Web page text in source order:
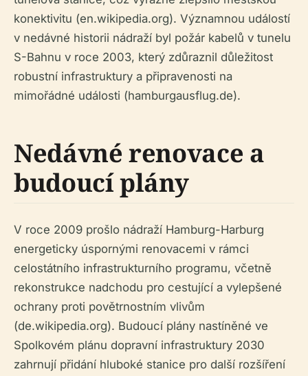
konektivitu (en.wikipedia.org). Významnou událostí
v nedávné historii nádraží byl požár kabelů v tunelu
S-Bahnu v roce 2003, který zdůraznil důležitost
robustní infrastruktury a připravenosti na
mimořádné události (hamburgausflug.de).
Nedávné renovace a
budoucí plány
V roce 2009 prošlo nádraží Hamburg-Harburg
energeticky úspornými renovacemi v rámci
celostátního infrastrukturního programu, včetně
rekonstrukce nadchodu pro cestující a vylepšené
ochrany proti povětrnostním vlivům
(de.wikipedia.org). Budoucí plány nastíněné ve
Spolkovém plánu dopravní infrastruktury 2030
zahrnují přidání hluboké stanice pro další rozšíření